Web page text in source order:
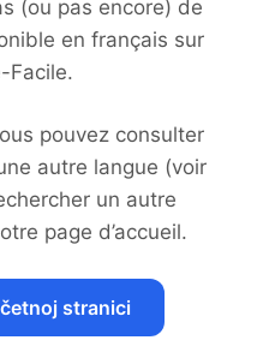
(ou pas encore) de
en français sur
Facile.
pouvez consulter
autre langue (voir
un autre
page d’accueil.
stranici